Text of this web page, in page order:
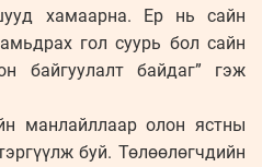
хамаарна. Ер нь сайн
гол суурь бол сайн
байгуулалт байдаг” гэж
манлайллаар олон ястны
буй. Төлөөлөгчдийн